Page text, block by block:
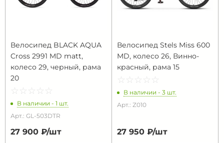
Велосипед BLACK AQUA
Cross 2991 MD matt,
колесо 29, черный, рама
20
☆ ☆ ☆ ☆ ☆
★ ★ ★ ★ ★
В наличии - 1 шт.
Арт.: GL-503DTR
27 900 ₽/шт
Велосипед Stels Miss 600
MD, колесо 26, Винно-
красный, рама 15
☆ ☆ ☆ ☆ ☆
★ ★ ★ ★ ★
В наличии - 3 шт.
Арт.: Z010
27 950 ₽/шт